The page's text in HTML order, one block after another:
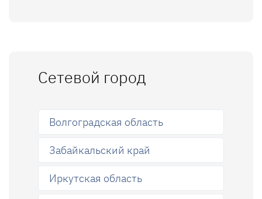
Сетевой город
Волгоградская область
Забайкальский край
Иркутская область